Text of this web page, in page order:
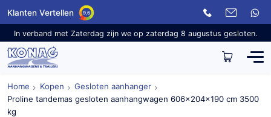
Klanten Vertellen 9,6
In verband met Zaterdag zijn we op zaterdag 8 augustus gesloten.
Home Kopen
Gesloten aanhanger
Proline tandemas gesloten aanhangwagen 606x204x190 cm 3500
kg